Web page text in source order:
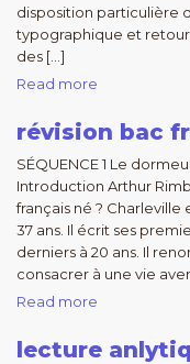
disposition particulière
typographique et
des […]
Read more
révision bac
SÉQUENCE 1 Le
Introduction Arthur
français né ? Charleville
37 ans. Il écrit ses
derniers à 20 ans. Il
consacrer à une vie
Read more
lecture